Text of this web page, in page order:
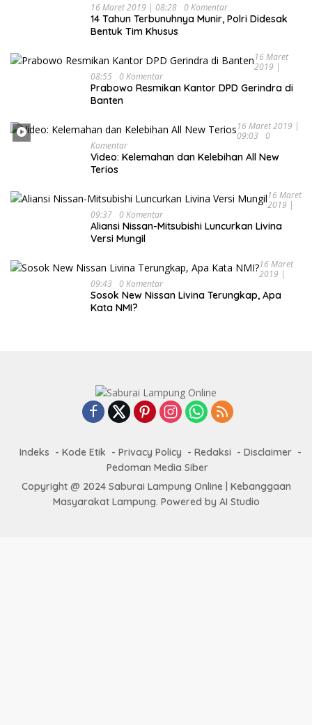
16 Maret 2019 | 08:28 0 Komentar
14 Tahun Terbunuhnya Munir, Polri Didesak
Bentuk Tim Khusus
16 Maret
2019 |
08:55 0 Komentar
Prabowo Resmikan Kantor DPD Gerindra di
Banten
16 Maret 2019 |
09:03
0
Komentar
Video: Kelemahan dan Kelebihan All New
Terios
16 Maret
2019 |
09:37 0 Komentar
Aliansi Nissan-Mitsubishi Luncurkan Livina
Versi Mungil
16 Maret
2019 |
09:43
0 Komentar
Sosok New Nissan Livina Terungkap, Apa
Kata NMI?
Indeks Kode Etik Privacy Policy Redaksi
Disclaimer
Pedoman Media Siber
Copyright @ 2024 Saburai Lampung Online | Kebanggaan
Masyarakat Lampung. Powered by AI Studio